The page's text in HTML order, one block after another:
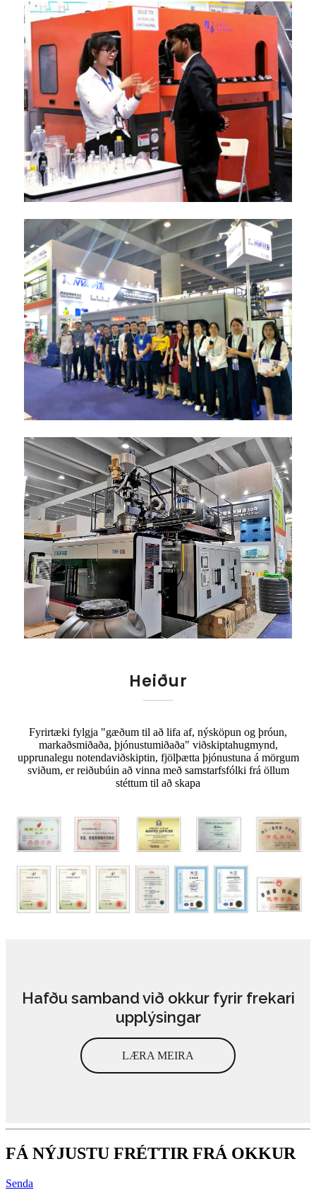
Heiður
Fyrirtæki fylgja "gæðum til að lifa af, nýsköpun og þróun,
markaðsmiðaða, þjónustumiðaða" viðskiptahugmynd,
upprunalegu notendaviðskiptin, fjölþætta þjónustuna á mörgum
sviðum, er reiðubúin að vinna með samstarfsfólki frá öllum
stéttum til að skapa
Hafðu samband við okkur fyrir frekari
upplýsingar
LÆRA MEIRA
FÁ NÝJUSTU FRÉTTIR FRÁ OKKUR
Senda